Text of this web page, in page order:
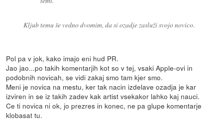
Kljub temu še vedno dvomim, da si ozadje zasluži svojo novico.
Pol pa v jok, kako imajo eni hud PR.
Jao jao...po takih komentarjih kot so v tej, vsaki Apple-ovi in
podobnih novicah, se vidi zakaj smo tam kjer smo.
Meni je novica na mestu, ker tak nacin izdelave ozadja je kar
izviren in se iz takih zadev kak artist vsekakor lahko kaj nauci.
Ce ti novica ni ok, jo prezres in konec, ne pa glupe komentarje
klobasat tu.